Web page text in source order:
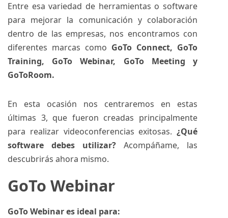
Entre esa variedad de herramientas o software
para mejorar la comunicación y colaboración
dentro de las empresas, nos encontramos con
diferentes marcas como GoTo Connect, GoTo
Training, GoTo Webinar, GoTo Meeting y
GoToRoom.
En esta ocasión nos centraremos en estas
últimas 3, que fueron creadas principalmente
para realizar videoconferencias exitosas. ¿Qué
software debes utilizar? Acompáñame, las
descubrirás ahora mismo.
GoTo Webinar
GoTo Webinares ideal para: